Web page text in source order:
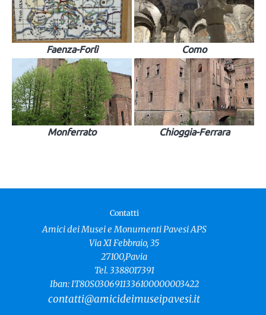
Faenza-Forlì Como
Monferrato Chioggia-Ferrara
Contatti
Amici dei Musei e Monumenti Pavesi APS
Via XI Febbraio, 35
27100,Pavia
Tel. 3388017391
Iban: IT80S0306911336100000003422
contatti@amicideimuseipavesi.it